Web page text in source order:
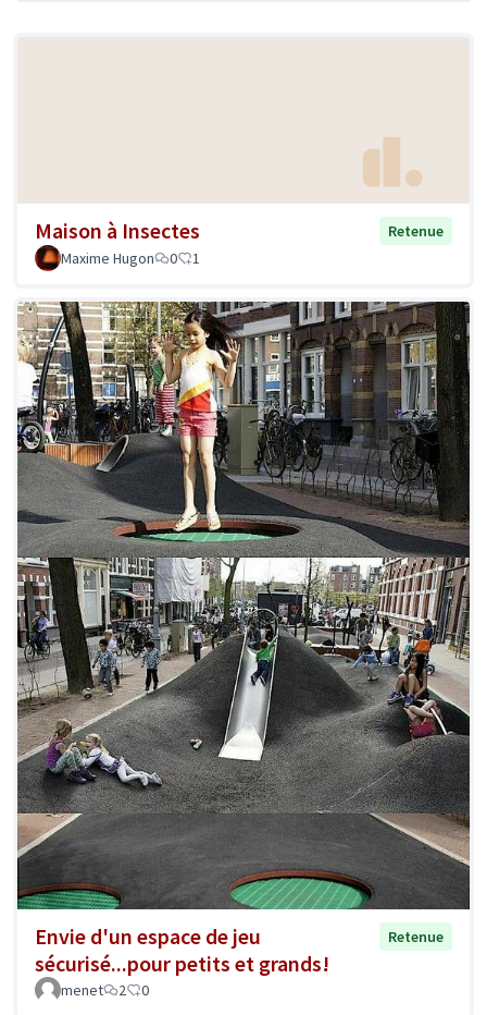
Maison à Insectes
Retenue
Maxime Hugon
0 1
Envie d'un espace de jeu
sécurisé...pour petits et grands!
Retenue
menet 2 0